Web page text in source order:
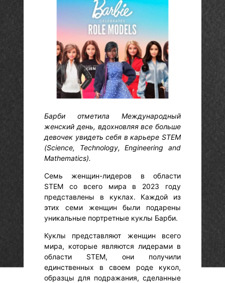
Барби отметила Международный
женский день, вдохновляя все больше
девочек увидеть себя в карьере STEM
(Science, Technology, Engineering and
Mathematics).
Семь женщин-лидеров в области
STEM со всего мира в 2023 году
представлены в куклах. Каждой из
этих семи женщин были подарены
уникальные портретные куклы Барби.
Куклы представляют женщин всего
мира, которые являются лидерами в
области STEM, они получили
единственных в своем роде кукол,
образцы для подражания, сделанные